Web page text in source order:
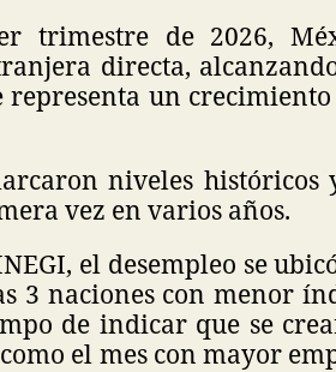
trimestre de 2026,
directa,
un
niveles históricos
vez en varios años.
el desempleo se
3 naciones con menor
de indicar que se
el mes con mayor